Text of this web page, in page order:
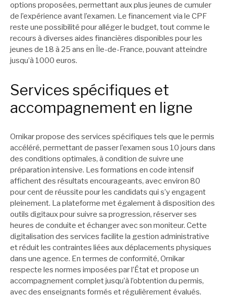
options proposées, permettant aux plus jeunes de cumuler
de l’expérience avant l’examen. Le financement via le CPF
reste une possibilité pour alléger le budget, tout comme le
recours à diverses aides financières disponibles pour les
jeunes de 18 à 25 ans en Île-de-France, pouvant atteindre
jusqu’à 1000 euros.
Services spécifiques et
accompagnement en ligne
Ornikar propose des services spécifiques tels que le permis
accéléré, permettant de passer l’examen sous 10 jours dans
des conditions optimales, à condition de suivre une
préparation intensive. Les formations en code intensif
affichent des résultats encourageants, avec environ 80
pour cent de réussite pour les candidats qui s’y engagent
pleinement. La plateforme met également à disposition des
outils digitaux pour suivre sa progression, réserver ses
heures de conduite et échanger avec son moniteur. Cette
digitalisation des services facilite la gestion administrative
et réduit les contraintes liées aux déplacements physiques
dans une agence. En termes de conformité, Ornikar
respecte les normes imposées par l’État et propose un
accompagnement complet jusqu’à l’obtention du permis,
avec des enseignants formés et régulièrement évalués.